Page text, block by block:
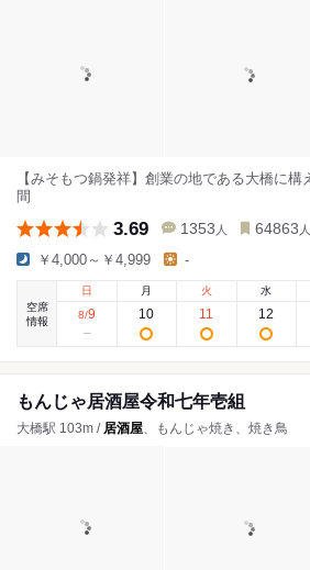
【みそもつ鍋発祥】創業の地である大橋に
間
3.69 1353 人 64863 人
￥4,000～￥4,999 -
空席
情報
日
8/9
月
10
火
11
水
12
もんじゃ居酒屋令和七年壱組
大橋駅 103m / 居酒屋、もんじゃ焼き、焼き鳥